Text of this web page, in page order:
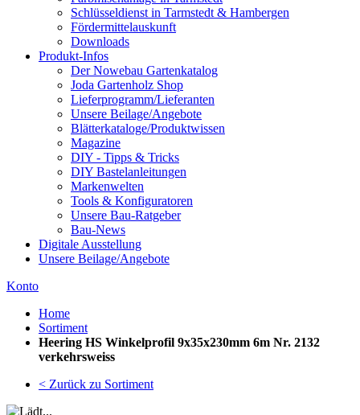
Schlüsseldienst in Tarmstedt & Hambergen
Fördermittelauskunft
Downloads
Produkt-Infos
Der Nowebau Gartenkatalog
Joda Gartenholz Shop
Lieferprogramm/Lieferanten
Unsere Beilage/Angebote
Blätterkataloge/Produktwissen
Magazine
DIY - Tipps & Tricks
DIY Bastelanleitungen
Markenwelten
Tools & Konfiguratoren
Unsere Bau-Ratgeber
Bau-News
Digitale Ausstellung
Unsere Beilage/Angebote
Konto
Home
Sortiment
Heering HS Winkelprofil 9x35x230mm 6m Nr. 2132
verkehrsweiss
< Zurück zu Sortiment